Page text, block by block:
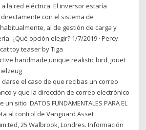
la red eléctrica. El inversor estaría
con el sistema de
al de gestión de carga y
¿Qué opción elegir? 1/7/2019 · Percy
toy teaser by Tiga
handmade,unique realistic bird, jouet
el caso de que recibas un correo
y que la dirección de correo electrónico
sitio DATOS FUNDAMENTALES PARA EL
al control de Vanguard Asset
25 Walbrook, Londres. Información